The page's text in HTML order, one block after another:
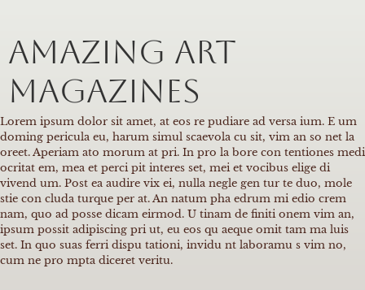
Amazing art
magazines
Lorem ipsum dolor sit amet, at eos re pudiare ad versa ium. E um
doming pericula eu, harum simul scaevola cu sit, vim an so net la
oreet. Aperiam ato morum at pri. In pro la bore con tentiones medi
ocritat em, mea et perci pit interes set, mei et vocibus elige di
vivend um. Post ea audire vix ei, nulla negle gen tur te duo, mole
stie con cluda turque per at. An natum pha edrum mi edio crem
nam, quo ad posse dicam eirmod. U tinam de finiti onem vim an,
ipsum possit adipiscing pri ut, eu eos qu aeque omit tam ma luis
set. In quo suas ferri dispu tationi, invidu nt laboramu s vim no,
cum ne pro mpta diceret veritu.